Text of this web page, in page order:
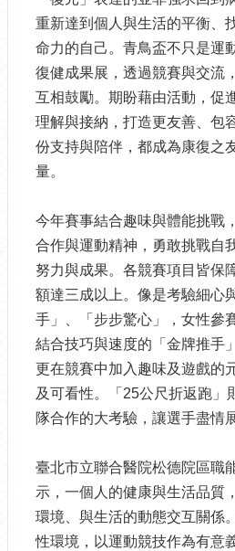
重新達到個人與生活的平衡、
命力的自己。青鳥盃不只是運
復健成果展，透過競賽與交流
互相鼓勵。期盼藉由活動，促
理解與接納，打造更友善、包
份支持與陪伴，都成為康復之
量。
今年賽事結合趣味與體能挑戰
合作與運動精神，勇敢挑戰自
努力與成果。各競賽項目皆保
額達三成以上。像是考驗細心
手」、「步步驚心」，女性參
結合技巧與速度的「金牌推手
更在競賽中加入趣味及遊戲的
及可看性。「25公尺折返跑」
隊合作的大考驗，讓選手盡情
臺北市立聯合醫院松德院區職
示，一個人的健康與生活品質
環境、與生活的動態交互關係
性環境，以運動競技作為有意